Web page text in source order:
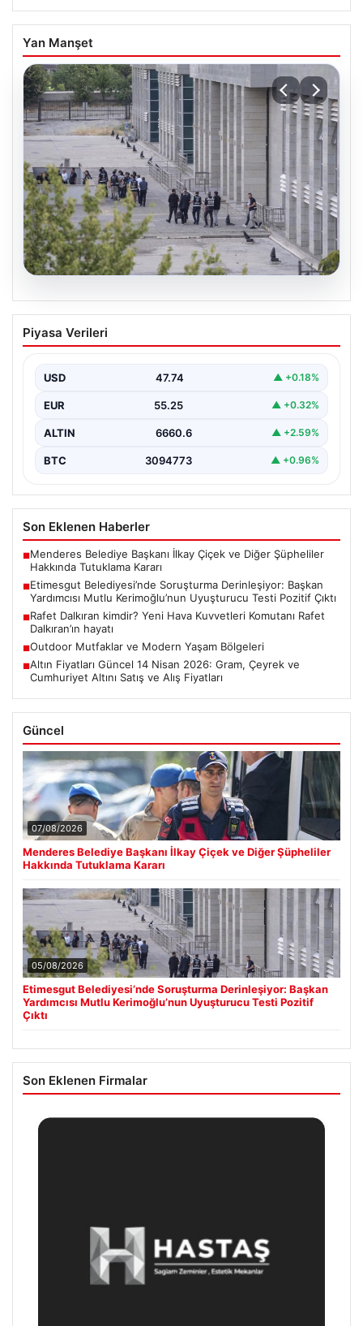
Yan Manşet
Etimesgut Belediyesi’nde Soruşturma
Derinleşiyor: Başkan Yardımcısı Mutlu
Çıktı
Ankara Batı Cumhuriyet Başsavcılığı tarafından
yürütülen kapsamlı soruşturma kapsamında Etimesgut
Piyasa Verileri
USD 47.74 ▲ +0.18%
EUR 55.25 ▲ +0.32%
ALTIN 6660.6 ▲ +2.59%
BTC 3094773 ▲ +0.96%
Son Eklenen Haberler
■Menderes Belediye Başkanı İlkay Çiçek ve Diğer Şüpheliler
Hakkında Tutuklama Kararı
■Etimesgut Belediyesi’nde Soruşturma Derinleşiyor: Başkan
Yardımcısı Mutlu Kerimoğlu’nun Uyuşturucu Testi Pozitif Çıktı
■Rafet Dalkıran kimdir? Yeni Hava Kuvvetleri Komutanı Rafet
Dalkıran’ın hayatı
■Outdoor Mutfaklar ve Modern Yaşam Bölgeleri
■Altın Fiyatları Güncel 14 Nisan 2026: Gram, Çeyrek ve
Cumhuriyet Altını Satış ve Alış Fiyatları
Güncel
07/08/2026
Menderes Belediye Başkanı İlkay Çiçek ve Diğer Şüpheliler
Hakkında Tutuklama Kararı
05/08/2026
Etimesgut Belediyesi’nde Soruşturma Derinleşiyor: Başkan
Yardımcısı Mutlu Kerimoğlu’nun Uyuşturucu Testi Pozitif
Çıktı
Son Eklenen Firmalar